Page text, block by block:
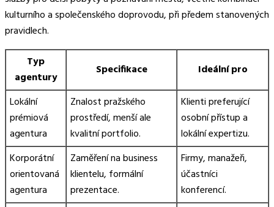
kulturního a společenského doprovodu, při předem stanovených
pravidlech.
Typ
agentury
Specifikace Ideální pro
Lokální
prémiová
agentura
Znalost pražského
prostředí, menší ale
kvalitní portfolio.
Klienti preferující
osobní přístup a
lokální expertizu.
Korporátní
orientovaná
agentura
Zaměření na business
klientelu, formální
prezentace.
Firmy, manažeři,
účastníci
konferencí.